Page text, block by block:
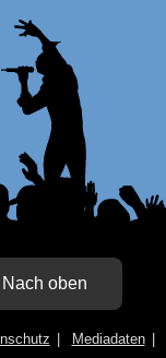
Nach oben
Mediadaten